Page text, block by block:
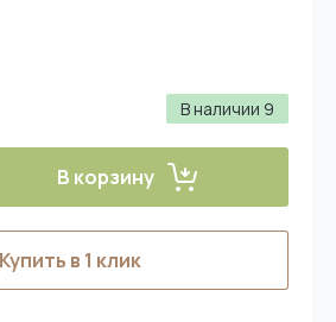
В наличии 9
В корзину
Купить в 1 клик